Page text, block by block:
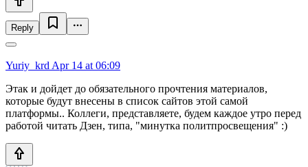
Reply
Yuriy_krd Apr 14 at 06:09
Этак и дойдет до обязательного прочтения материалов,
которые будут внесены в список сайтов этой самой
платформы.. Коллеги, представляете, будем каждое утро перед
работой читать Дзен, типа, "минутка политпросвещения" :)